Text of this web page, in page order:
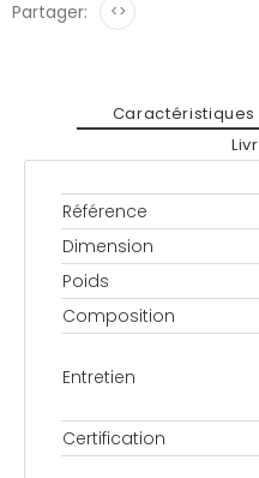
Partager: <>
Caractéristiques
Référence
Dimension
Poids
Composition
Entretien
Certification